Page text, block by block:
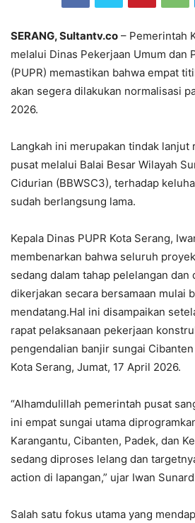
SERANG, Sultantv.co – Pemerintah
melalui Dinas Pekerjaan Umum dan
(PUPR) memastikan bahwa empat
akan segera dilakukan normalisasi
2026.‎‎
Langkah ini merupakan tindak
pusat melalui Balai Besar Wilayah
Cidurian (BBWSC3), terhadap
sudah berlangsung lama.‎‎
Kepala Dinas PUPR Kota Serang,
membenarkan bahwa seluruh
sedang dalam tahap pelelangan dan
dikerjakan secara bersamaan mulai
mendatang.‎‎Hal ini disampaikan
rapat pelaksanaan pekerjaan
pengendalian banjir sungai
Kota Serang, Jumat, 17 April 2026.‎‎
“Alhamdulillah pemerintah pusat
ini empat sungai utama
Karangantu, Cibanten, Padek, dan
sedang diproses lelang dan
action di lapangan,” ujar Iwan
Salah satu fokus utama yang